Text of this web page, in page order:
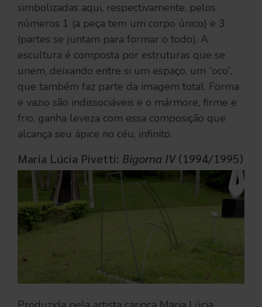
simbolizadas aqui, respectivamente, pelos
números 1 (a peça tem um corpo único) e 3
(partes se juntam para formar o todo). A
escultura é composta por estruturas que se
unem, deixando entre si um espaço, um “oco”,
que também faz parte da imagem total. Forma
e vazio são indissociáveis e o mármore, firme e
frio, ganha leveza com essa composição que
alcança seu ápice no céu, infinito.
Maria Lúcia Pivetti: Bigorna IV(1994/1995)